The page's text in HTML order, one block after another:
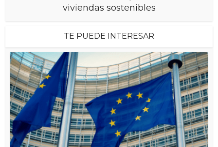
viviendas sostenibles
TE PUEDE INTERESAR